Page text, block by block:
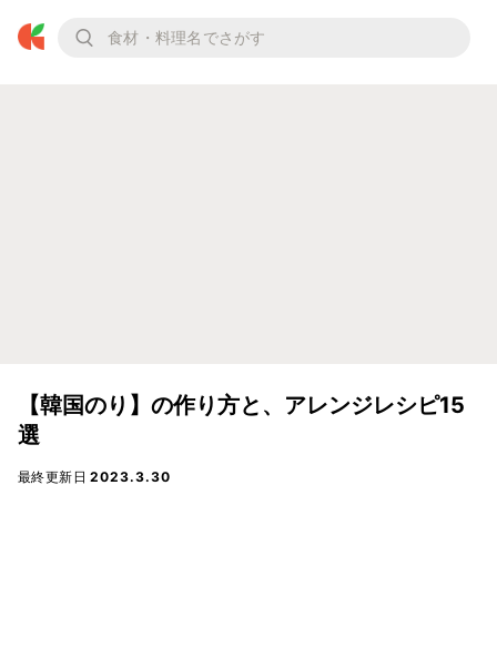
【韓国のり】の作り方と、アレンジレシピ15
選
最終更新日2023.3.30